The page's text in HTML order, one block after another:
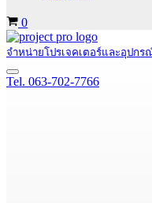
Cart
0
จำหน่ายโปรเจคเตอร์และอุปก
Navigation
Menu
Tel. 063-702-7766